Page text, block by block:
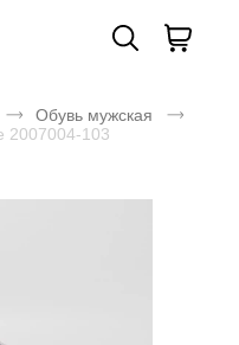
Обувь мужская
2007004-103